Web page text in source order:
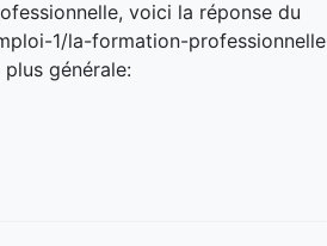
voici la réponse du
1/la-formation-professionnelle
générale: